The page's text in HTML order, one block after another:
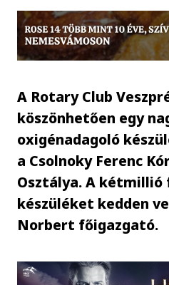
A Rotary Club
köszönhetően egy
oxigénadagoló
a Csolnoky Ferenc
Osztálya. A
készüléket kedden
Norbert főigazgató.